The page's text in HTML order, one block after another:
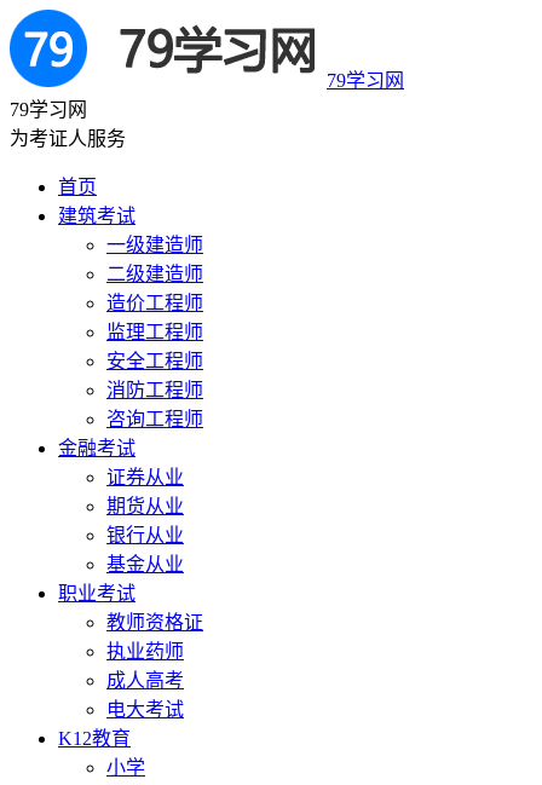
79学习网
79学习网
为考证人服务
首页
建筑考试
一级建造师
二级建造师
造价工程师
监理工程师
安全工程师
消防工程师
咨询工程师
金融考试
证券从业
期货从业
银行从业
基金从业
职业考试
教师资格证
执业药师
成人高考
电大考试
K12教育
小学